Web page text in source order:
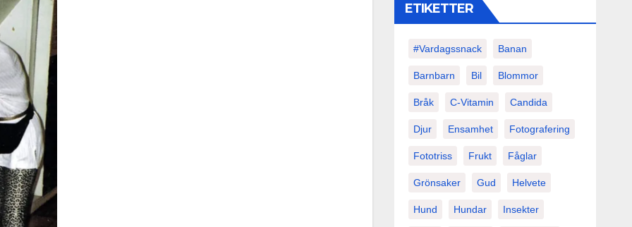
ETIKETTER
#vardagssnack Banan
Barnbarn Bil Blommor
Bråk C-Vitamin Candida
Djur Ensamhet Fotografering
Fototriss Frukt Fåglar
Grönsaker Gud Helvete
Hund Hundar Insekter